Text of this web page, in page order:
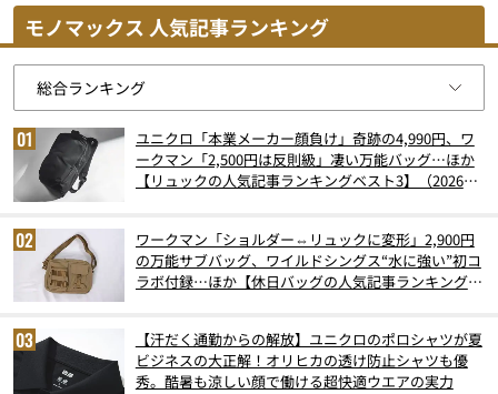
モノマックス 人気記事ランキング
ユニクロ「本業メーカー顔負け」奇跡の4,990円、ワ
ークマン「2,500円は反則級」凄い万能バッグ…ほか
【リュックの人気記事ランキングベスト3】（2026年
ワークマン「ショルダー⇔リュックに変形」2,900円
の万能サブバッグ、ワイルドシングス“水に強い”初コ
ラボ付録…ほか【休日バッグの人気記事ランキングベ
【汗だく通勤からの解放】ユニクロのポロシャツが夏
ビジネスの大正解！オリヒカの透け防止シャツも優
秀。酷暑も涼しい顔で働ける超快適ウエアの実力